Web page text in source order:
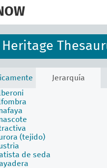
Jerarquía
y producción de textiles
interfuncionales
de encaje
de tejido
(tejido)
de seda